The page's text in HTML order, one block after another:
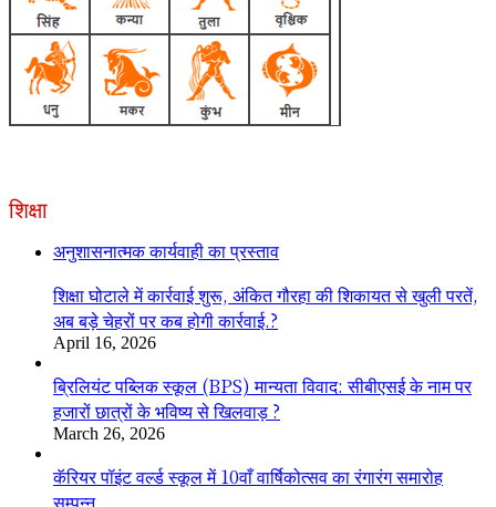
शिक्षा
अनुशासनात्मक कार्यवाही का प्रस्ताव
शिक्षा घोटाले में कार्रवाई शुरू, अंकित गौरहा की शिकायत से खुली परतें,
अब बड़े चेहरों पर कब होगी कार्रवाई.?
April 16, 2026
ब्रिलियंट पब्लिक स्कूल (BPS) मान्यता विवाद: सीबीएसई के नाम पर
हजारों छात्रों के भविष्य से खिलवाड़ ?
March 26, 2026
कॅरियर पॉइंट वर्ल्ड स्कूल में 10वाँ वार्षिकोत्सव का रंगारंग समारोह
सम्पन्न